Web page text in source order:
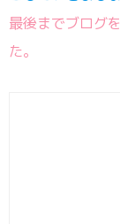
最後までブログ
た。